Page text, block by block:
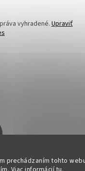
prechádzaním tohto
vyhradené. Upraviť